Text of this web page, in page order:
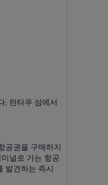
. 란타우 섬에서
공권을 구매하지
널로 가는 항공
발견하는 즉시